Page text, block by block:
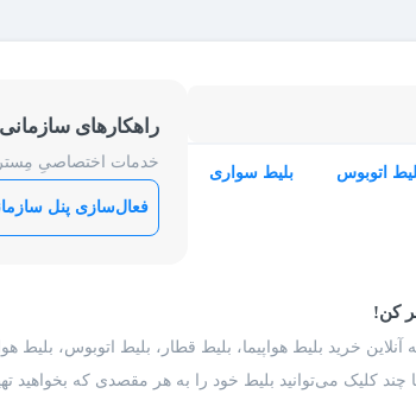
اتوبوس بلیط سواری
راهکارهای سازمانی
خدمات اختصاصیِ
فعال‌سازی پنل
کن!
آنلاین خرید بلیط هواپیما، بلیط قطار، بلیط اتوبوس،
چند کلیک می‌توانید بلیط خود را به هر مقصدی که بخواهید